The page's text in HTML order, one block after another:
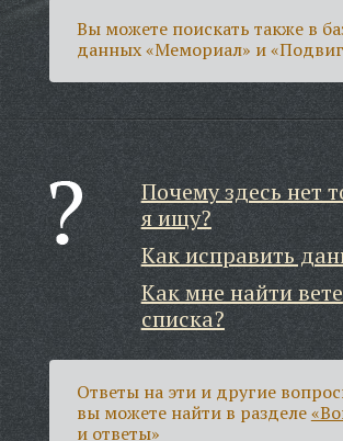
Вы можете поискать также в
данных «Мемориал» и
Почему здесь нет
я ищу?
Как исправить
Как мне найти
списка?
Ответы на эти и другие
вы можете найти в разделе
и ответы»